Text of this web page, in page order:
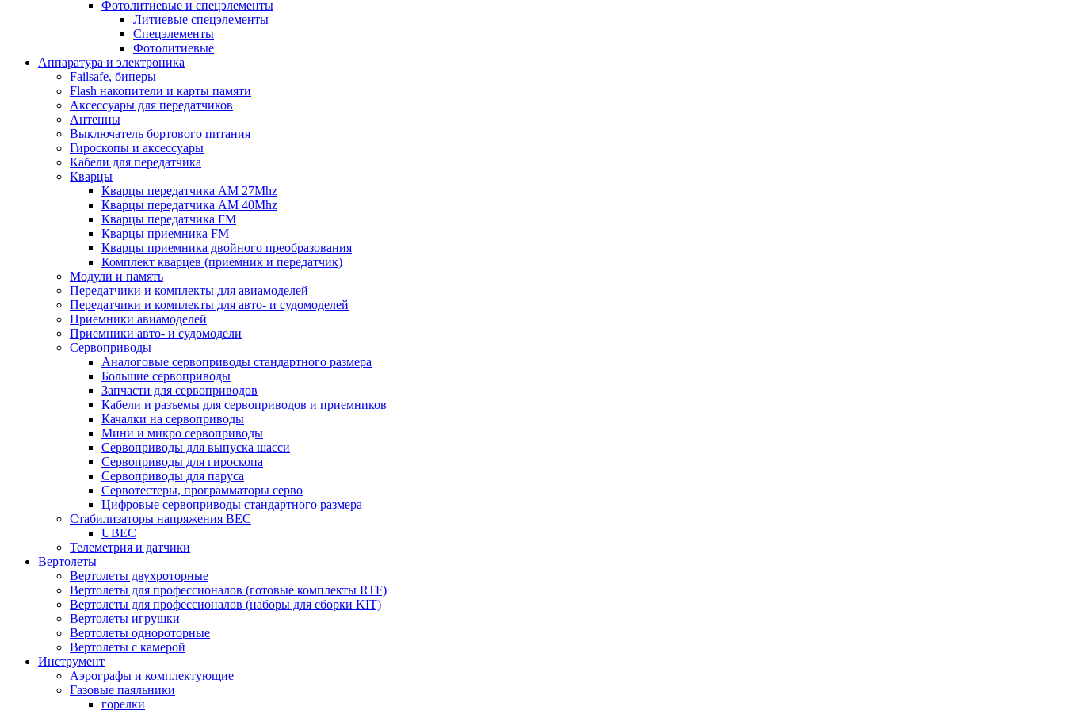
Фотолитиевые и спецэлементы
Литиевые спецэлементы
Спецэлементы
Фотолитиевые
Аппаратура и электроника
Failsafe, биперы
Flash накопители и карты памяти
Аксессуары для передатчиков
Антенны
Выключатель бортового питания
Гироскопы и аксессуары
Кабели для передатчика
Кварцы
Кварцы передатчика AM 27Mhz
Кварцы передатчика AM 40Mhz
Кварцы передатчика FM
Кварцы приемника FM
Кварцы приемника двойного преобразования
Комплект кварцев (приемник и передатчик)
Модули и память
Передатчики и комплекты для авиамоделей
Передатчики и комплекты для авто- и судомоделей
Приемники авиамоделей
Приемники авто- и судомодели
Сервоприводы
Аналоговые сервоприводы стандартного размера
Большие сервоприводы
Запчасти для сервоприводов
Кабели и разъемы для сервоприводов и приемников
Качалки на сервоприводы
Мини и микро сервоприводы
Сервоприводы для выпуска шасси
Сервоприводы для гироскопа
Сервоприводы для паруса
Сервотестеры, программаторы серво
Цифровые сервоприводы стандартного размера
Стабилизаторы напряжения BEC
UBEC
Телеметрия и датчики
Вертолеты
Вертолеты двухроторные
Вертолеты для профессионалов (готовые комплекты RTF)
Вертолеты для профессионалов (наборы для сборки KIT)
Вертолеты игрушки
Вертолеты однороторные
Вертолеты с камерой
Инструмент
Аэрографы и комплектующие
Газовые паяльники
горелки